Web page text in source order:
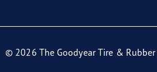
© 2026 The Goodyear Tire & Rubber